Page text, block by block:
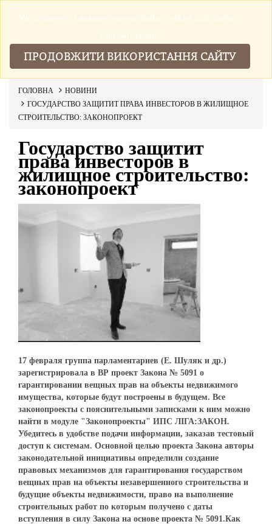
ГОЛОВНА
НОВИНИ
ГОСУДАРСТВО ЗАЩИТИТ ПРАВА ИНВЕСТОРОВ В ЖИЛИЩНОЕ
СТРОИТЕЛЬСТВО: ЗАКОНОПРОЕКТ
Государство защитит
права инвесторов в
жилищное строительство:
законопроект
17 февраля группа парламентариев (Е. Шуляк и др.)
зарегистрировала в ВР проект Закона № 5091 о
гарантировании вещных прав на объекты недвижимого
имущества, которые будут построены в будущем. Все
законопроекты с пояснительными записками к ним можно
найти в модуле "Законопроекты" ИПС ЛІГА:ЗАКОН.
Убедитесь в удобстве подачи информации, заказав тестовый
доступ к системам. Основной целью проекта Закона авторы
законодательной инициативы определили создание
правовых механизмов для гарантирования государством
вещных прав на объекты незавершенного строительства и
будущие объекты недвижимости, право на выполнение
строительных работ по которым получено с даты
вступления в силу Закона на основе проекта № 5091.Как
Ми збираемо та використовуемо файли cookies щоб зробити
наш сайт краще.
ПРОДОВЖИТИ ВИКОРИСТАННЯ САЙТУ